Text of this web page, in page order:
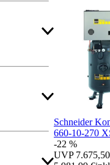
Schneider
660-10-270
-22 %
UVP